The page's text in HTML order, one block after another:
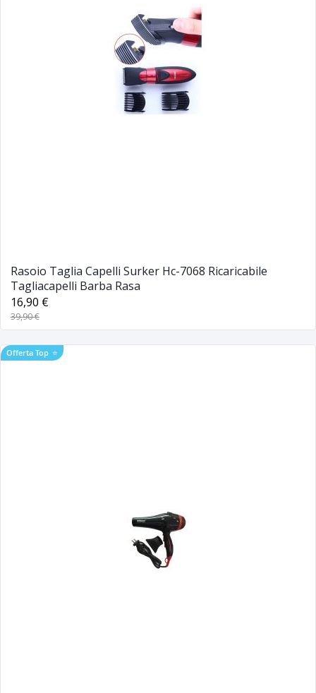
Rasoio Taglia Capelli Surker Hc-7068 Ricaricabile
Tagliacapelli Barba Rasa
16,90 €
39,90 €
Offerta Top ⭐